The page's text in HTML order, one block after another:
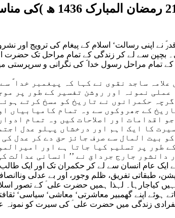
امیرالمومنین حضرت علی
اپنی رسالت‘ اسلام کے پیغام کی ترویج اور
سے لے کر زندگی کے تمام مراحل تک حضرت
کے تمام مراحل رسول خدا ؐ کی نگرانی و
ساجد نقوی نے کہا کہ پیغمبر خدا
نمونہ اور روشن تفسیر کے طور پر
حکمرانوں نے تاریخ کو مسخ کرتے
کے جھروکوں سے وہ تمام کامیابیاں
اقدامات اور اصلاحات کیں وہ تمام
کا ایک اہم اور درخشاں پہلو عدل
بیت المال سے صرف جائز حق دے کر عدل
طور پر تسلیم کیا جاتا ہے اور
جارج جرداق نے ’’ انسانی عدالت
عام انسان سے لے کر حکمران تک اور ایک
طبقاتی تفریق، ظلم وجور، اور بے عدلی
لہذا ہمیں حضرت علی ؑ کے تصور اسلام
اپنے گھمبیر معاشرتی‘ معاشی‘ سیاسی‘